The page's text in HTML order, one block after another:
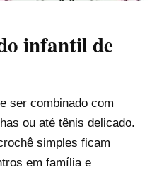
infantil de
ser combinado com
ou até tênis delicado.
simples ficam
em família e